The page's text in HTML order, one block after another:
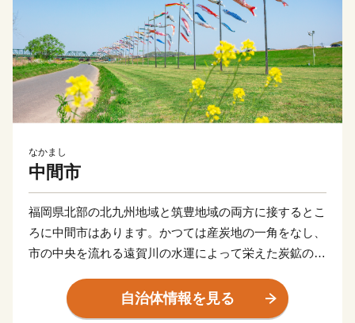
なかまし
中間市
福岡県北部の北九州地域と筑豊地域の両方に接するとこ
ろに中間市はあります。かつては産炭地の一角をなし、
市の中央を流れる遠賀川の水運によって栄えた炭鉱のま
昭和30年代以降、隣接する北九州市のベッドタウンとし
て開発がすすみ、今では、市内の人口の9割が生活する
自治体情報を見る